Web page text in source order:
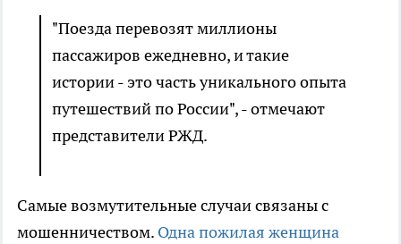
"Поезда перевозят миллионы
пассажиров ежедневно, и такие
истории - это часть уникального опыта
путешествий по России", - отмечают
представители РЖД.
Самые возмутительные случаи связаны с
мошенничеством. Одна пожилая женщина